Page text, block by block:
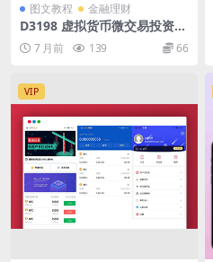
图文教程 金融理财
D3198 虚拟货币微交易投资理
财源码/完美K线控制+代理/前
端html+后端PHP
7 月前 139 66
VIP